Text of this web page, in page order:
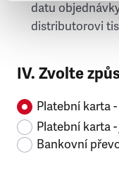
datu
distributorovi
IV. Zvolte
Platební karta -
Platební karta -
Bankovní